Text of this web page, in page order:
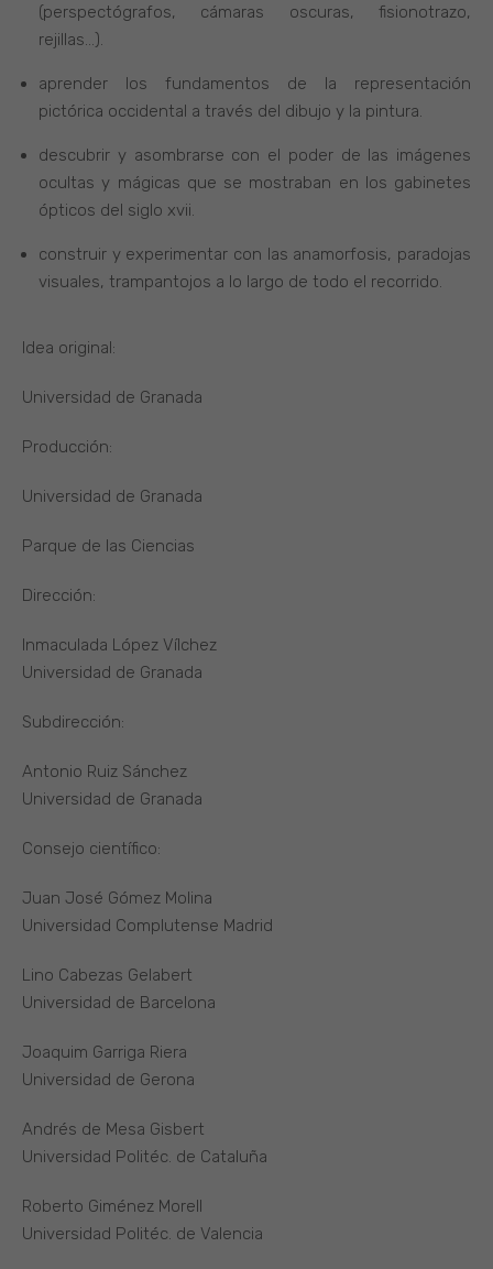
(perspectógrafos, cámaras oscuras, fisionotrazo,
rejillas…).
aprender los fundamentos de la representación
pictórica occidental a través del dibujo y la pintura.
descubrir y asombrarse con el poder de las imágenes
ocultas y mágicas que se mostraban en los gabinetes
ópticos del siglo xvii.
construir y experimentar con las anamorfosis, paradojas
visuales, trampantojos a lo largo de todo el recorrido.
Idea original:
Universidad de Granada
Producción:
Universidad de Granada
Parque de las Ciencias
Dirección:
Inmaculada López Vílchez
Universidad de Granada
Subdirección:
Antonio Ruiz Sánchez
Universidad de Granada
Consejo científico:
Juan José Gómez Molina
Universidad Complutense Madrid
Lino Cabezas Gelabert
Universidad de Barcelona
Joaquim Garriga Riera
Universidad de Gerona
Andrés de Mesa Gisbert
Universidad Politéc. de Cataluña
Roberto Giménez Morell
Universidad Politéc. de Valencia